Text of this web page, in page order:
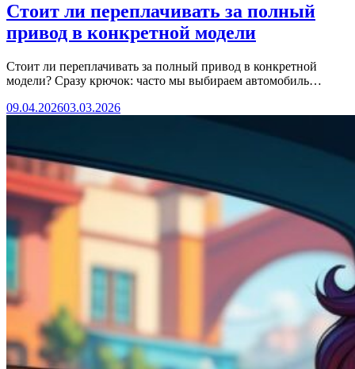
Стоит ли переплачивать за полный
привод в конкретной модели
Стоит ли переплачивать за полный привод в конкретной
модели? Сразу крючок: часто мы выбираем автомобиль…
09.04.202603.03.2026